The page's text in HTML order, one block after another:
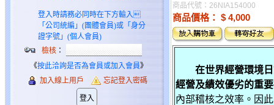
登入時請務必同時在下方輸入
「公司統編」(團體會員)或「身分
證字號」(個人會員)
檢核：
《按此洽詢是否為會員或加入會員》
加入線上用戶
忘記登入密碼
商品代號：26NIA154000
商品價格： $ 4,000
在世界經營環境
經營及績效優劣的重
內部稽核之效率。因